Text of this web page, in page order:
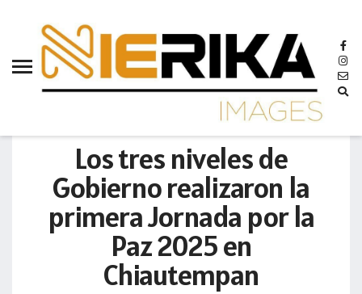
Los tres niveles de
Gobierno realizaron la
primera Jornada por la
Paz 2025 en
Chiautempan
aamtlax
abanderamiento
accidente